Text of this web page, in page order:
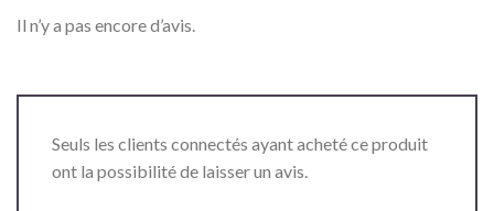
Il n’y a pas encore d’avis.
Seuls les clients connectés ayant acheté ce produit
ont la possibilité de laisser un avis.